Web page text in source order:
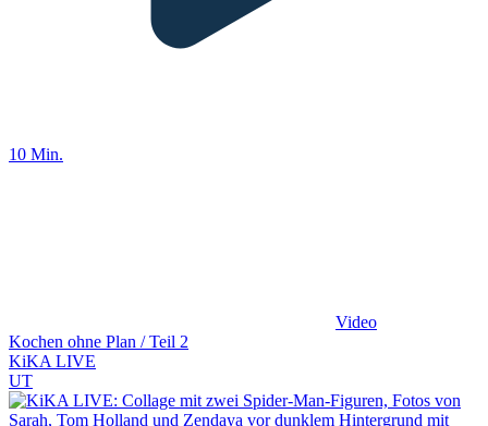
10 Min.
Video
Kochen ohne Plan / Teil 2
KiKA LIVE
UT